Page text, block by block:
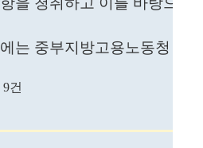
는 중부지방고용노동청 인
건